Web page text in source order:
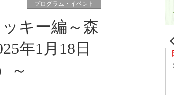
プログラム・イベント
キー編～森
年1月18日
～